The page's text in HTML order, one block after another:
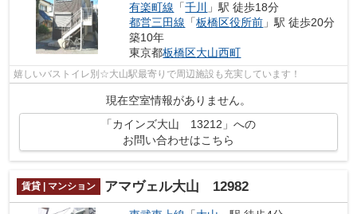
有楽町線 「千川
」駅 徒歩18分
都営三田線 「板橋区役所前 」駅 徒歩20分
築10年
東京都板橋区大山西町
嬉しいバストイレ別☆大山駅最寄りで周辺施設も充実しています！
現在空室情報がありません。
「カインズ大山 13212」への
お問い合わせはこちら
賃貸 | マンション アマヴェル大山 12982